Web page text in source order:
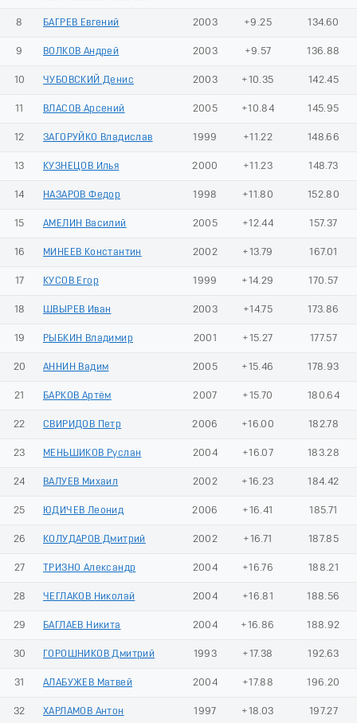
8 БАГРЕВ Евгений 2003 +9.25 134.60
9 ВОЛКОВ Андрей 2003 +9.57 136.88
10 ЧУБОВСКИЙ Денис 2003 +10.35 142.45
11 ВЛАСОВ Арсений 2005 +10.84 145.95
12 ЗАГОРУЙКО Владислав 1999 +11.22 148.66
13 КУЗНЕЦОВ Илья 2000 +11.23 148.73
14 НАЗАРОВ Федор 1998 +11.80 152.80
15 АМЕЛИН Василий 2005 +12.44 157.37
16 МИНЕЕВ Константин 2002 +13.79 167.01
17 КУСОВ Егор 1999 +14.29 170.57
18 ШВЫРЕВ Иван 2003 +14.75 173.86
19 РЫБКИН Владимир 2001 +15.27 177.57
20 АННИН Вадим 2005 +15.46 178.93
21 БАРКОВ Артём 2007 +15.70 180.64
22 СВИРИДОВ Петр 2006 +16.00 182.78
23 МЕНЬШИКОВ Руслан 2004 +16.07 183.28
24 ВАЛУЕВ Михаил 2002 +16.23 184.42
25 ЮДИЧЕВ Леонид 2006 +16.41 185.71
26 КОЛУДАРОВ Дмитрий 2002 +16.71 187.85
27 ТРИЗНО Александр 2004 +16.76 188.21
28 ЧЕГЛАКОВ Николай 2004 +16.81 188.56
29 БАГЛАЕВ Никита 2004 +16.86 188.92
30 ГОРОШНИКОВ Дмитрий 1993 +17.38 192.63
31 АЛАБУЖЕВ Матвей 2004 +17.88 196.20
32 ХАРЛАМОВ Антон 1997 +18.03 197.27